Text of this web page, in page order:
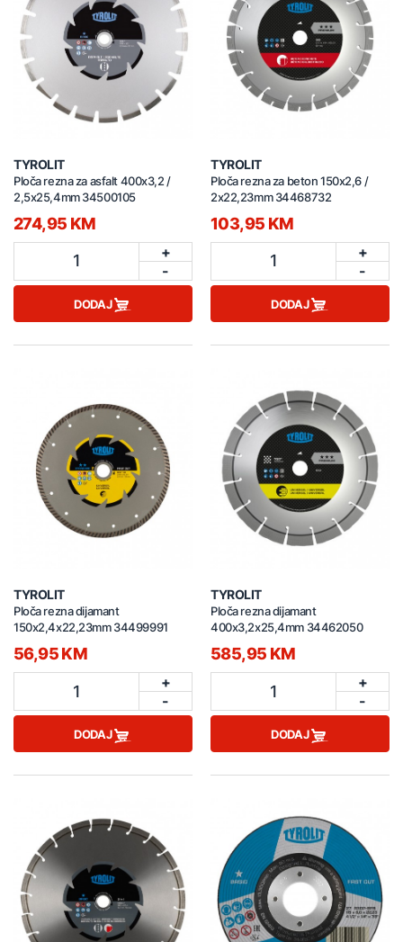
TYROLIT
Ploča rezna za asfalt 400x3,2 /
2,5x25,4mm 34500105
274,95 KM
1
+
-
DODAJ
TYROLIT
Ploča rezna za beton 150x2,6 /
2x22,23mm 34468732
103,95 KM
1
+
-
DODAJ
TYROLIT
Ploča rezna dijamant
150x2,4x22,23mm 34499991
56,95 KM
1
+
-
DODAJ
TYROLIT
Ploča rezna dijamant
400x3,2x25,4mm 34462050
585,95 KM
1
+
-
DODAJ